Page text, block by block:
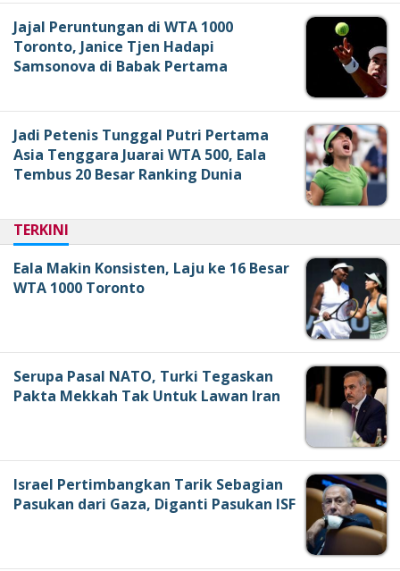
Jajal Peruntungan di WTA 1000
Toronto, Janice Tjen Hadapi
Samsonova di Babak Pertama
Jadi Petenis Tunggal Putri Pertama
Asia Tenggara Juarai WTA 500, Eala
Tembus 20 Besar Ranking Dunia
TERKINI
Eala Makin Konsisten, Laju ke 16 Besar
WTA 1000 Toronto
Serupa Pasal NATO, Turki Tegaskan
Pakta Mekkah Tak Untuk Lawan Iran
Israel Pertimbangkan Tarik Sebagian
Pasukan dari Gaza, Diganti Pasukan ISF